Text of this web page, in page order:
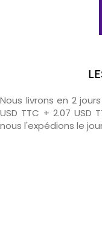
Nous livrons en 2
USD TTC + 2.07
nous l'expédions le